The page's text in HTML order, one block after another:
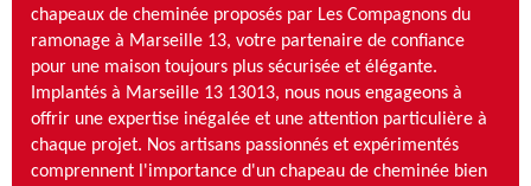
chapeaux de cheminée proposés par Les Compagnons du
ramonage à Marseille 13, votre partenaire de confiance
pour une maison toujours plus sécurisée et élégante.
Implantés à Marseille 13 13013, nous nous engageons à
offrir une expertise inégalée et une attention particulière à
chaque projet. Nos artisans passionnés et expérimentés
comprennent l'importance d'un chapeau de cheminée bien